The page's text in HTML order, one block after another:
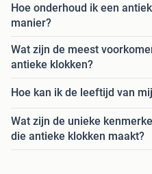
Hoe onderhoud ik een
manier?
Wat zijn de meest
antieke klokken?
Hoe kan ik de leeftijd van
Wat zijn de unieke
die antieke klokken maakt?